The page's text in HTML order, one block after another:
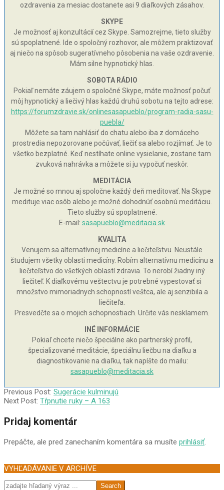
ozdravenia za mesiac dostanete asi 9 diaľkových zásahov.
SKYPE
Je možnosť aj konzultácií cez Skype. Samozrejme, tieto služby
sú spoplatnené. Ide o spoločný rozhovor, ale môžem praktizovať
aj niečo na spôsob sugeratívneho pôsobenia na vaše ozdravenie.
Mám silne hypnotický hlas.
SOBOTA RÁDIO
Pokiaľ nemáte záujem o spoločné Skype, máte možnosť počuť
môj hypnotický a liečivý hlas každú druhú sobotu na tejto adrese:
https://forumzdravie.sk/onlinesasapueblo/program-radia-sasu-
puebla/
Môžete sa tam nahlásiť do chatu alebo iba z domáceho
prostredia nepozorovane počúvať, liečiť sa alebo rozjímať. Je to
všetko bezplatné. Keď nestíhate online vysielanie, zostane tam
zvuková nahrávka a môžete si ju vypočuť neskôr.
MEDITÁCIA
Je možné so mnou aj spoločne každý deň meditovať. Na Skype
medituje viac osôb alebo je možné dohodnúť osobnú meditáciu.
Tieto služby sú spoplatnené.
E-mail: sasapueblo@meditacia.sk
KVALITA
Venujem sa alternatívnej medicíne a liečiteľstvu. Neustále
študujem všetky oblasti medicíny. Robím alternatívnu medicínu a
liečiteľstvo do všetkých oblastí zdravia. To nerobí žiadny iný
liečiteľ. K diaľkovému veštectvu je potrebné vypestovať si
množstvo mimoriadnych schopností veštca, ale aj senzibila a
liečiteľa.
Presvedčte sa o mojich schopnostiach. Určite vás nesklamem.
INÉ INFORMÁCIE
Pokiaľ chcete niečo špeciálne ako partnerský profil,
špecializované meditácie, špeciálnu liečbu na diaľku a
diagnostikovanie na diaľku, tak napíšte do mailu:
sasapueblo@meditacia.sk
2004-
07-
Previous Post: Sugerácie kulminujú
Next Post: Tŕpnutie ruky – A 163
Pridaj komentár
Prepáčte, ale pred zanechaním komentára sa musíte prihlásiť.
VYHĽADÁVANIE V ARCHÍVE
Search